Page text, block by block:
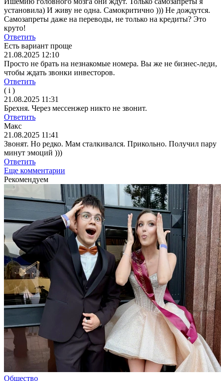
установила) И живу не одна. Самокритично ))) Не дождутся.
Самозапреты даже на переводы, не только на кредиты? Это
круто!
Ответить
Есть вариант проще
21.08.2025 12:10
Просто не брать на незнакомые номера. Вы же не бизнес-леди,
чтобы ждать звонки инвесторов.
Ответить
( i )
21.08.2025 11:31
Брехня. Через мессенжер никто не звонит.
Ответить
Макс
21.08.2025 11:41
Звонят. Но редко. Мам сталкивался. Прикольно. Получил пару
минут эмоций )))
Ответить
Еще комментарии
Рекомендуем
Общество